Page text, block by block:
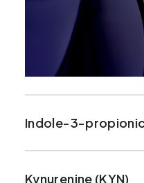
Indole-3-propionic
Kynurenine (KYN)